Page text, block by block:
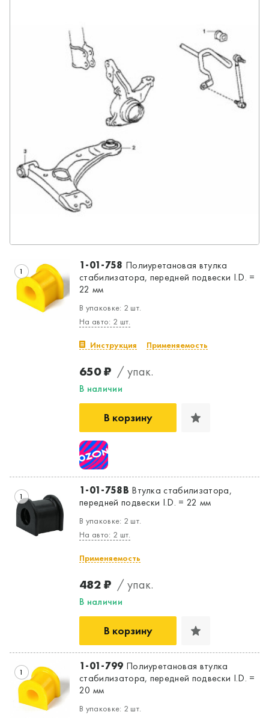
Да, верно
1 1-01-758 Полиуретановая втулка
стабилизатора, передней подвески I.D. =
22 мм
В упаковке: 2 шт.
На авто: 2 шт.
Инструкция Применяемость
650 ₽ / упак.
В наличии
В корзину
1 1-01-758B Втулка стабилизатора,
передней подвески I.D. = 22 мм
В упаковке: 2 шт.
На авто: 2 шт.
Применяемость
482 ₽ / упак.
В наличии
В корзину
1 1-01-799 Полиуретановая втулка
стабилизатора, передней подвески I.D. =
20 мм
В упаковке: 2 шт.